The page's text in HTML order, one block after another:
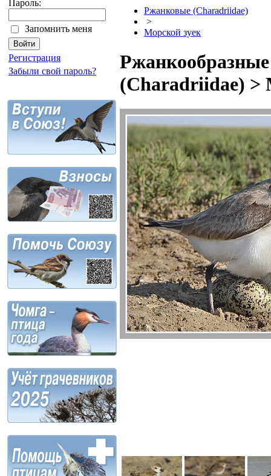
Пароль:
Запомнить меня
Регистрация
Забыли свой пароль?
Ржанковые (Charadriidae)
>
Морской зуек
(Charadriidae) >